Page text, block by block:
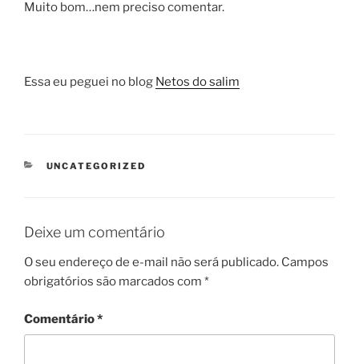
Muito bom…nem preciso comentar.
Essa eu peguei no blog Netos do salim
CATEGORIAS
UNCATEGORIZED
Deixe um comentário
O seu endereço de e-mail não será publicado. Campos
obrigatórios são marcados com *
Comentário*